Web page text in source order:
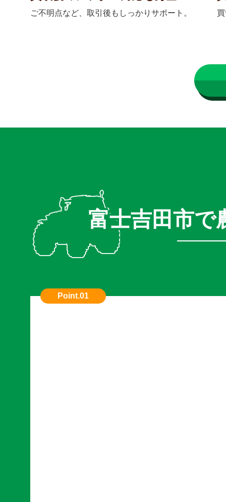
ご不明点など、取引後もしっかりサポート。
富士吉田市で